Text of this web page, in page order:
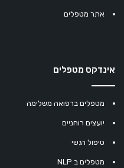
אתר מטפלים
אינדקס מטפלים
מטפלים ברפואה משלימה
יועצים רוחניים
טיפול רגשי
מטפלים ב NLP